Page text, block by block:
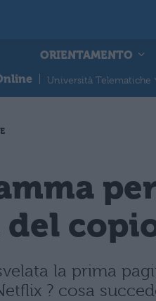
ORIENTAMENTO
Università Telematiche
la prima
? cosa